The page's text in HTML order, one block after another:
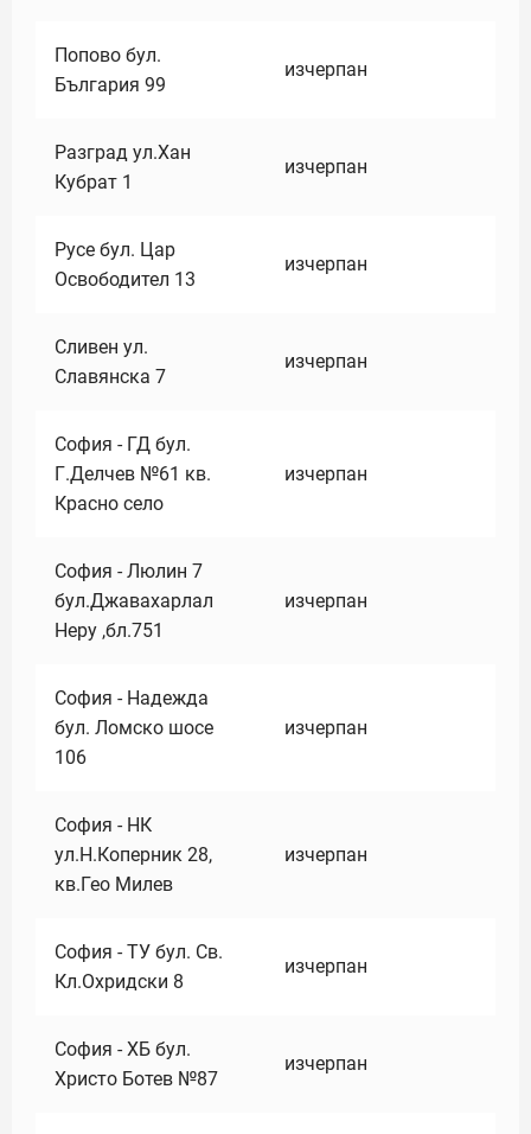
Попово бул.
България 99
изчерпан
Разград ул.Хан
Кубрат 1
изчерпан
Русе бул. Цар
Освободител 13
изчерпан
Сливен ул.
Славянска 7
изчерпан
София - ГД бул.
Г.Делчев №61 кв.
Красно село
изчерпан
София - Люлин 7
бул.Джавахарлал
Неру ,бл.751
изчерпан
София - Надежда
бул. Ломско шосе
106
изчерпан
София - НК
ул.Н.Коперник 28,
кв.Гео Милев
изчерпан
София - ТУ бул. Св.
Кл.Охридски 8
изчерпан
София - ХБ бул.
Христо Ботев №87
изчерпан